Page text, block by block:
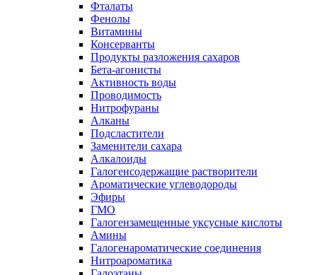
Фталаты
Фенолы
Витамины
Консерванты
Продукты разложения сахаров
Бета-агонисты
Активность воды
Проводимость
Нитрофураны
Алканы
Подсластители
Заменители сахара
Алкалоиды
Галогенсодержащие растворители
Ароматические углеводороды
Эфиры
ГМО
Галогензамещенные уксусные кислоты
Амины
Галогенароматические соединения
Нитроароматика